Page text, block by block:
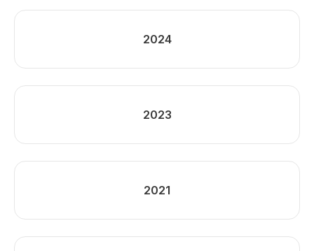
2024
2023
2021